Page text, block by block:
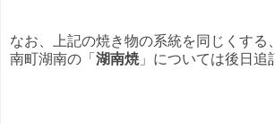
なお、上記の焼き物の系統を同じくする
南町湖南の「 湖南焼 」については後日追